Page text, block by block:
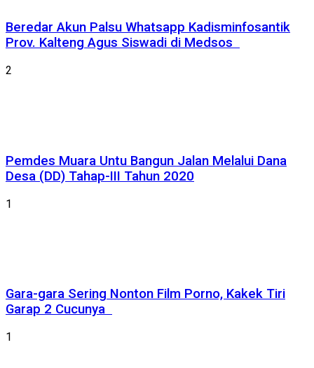
Beredar Akun Palsu Whatsapp Kadisminfosantik
Prov. Kalteng Agus Siswadi di Medsos
2
Pemdes Muara Untu Bangun Jalan Melalui Dana
Desa (DD) Tahap-III Tahun 2020
1
Gara-gara Sering Nonton Film Porno, Kakek Tiri
Garap 2 Cucunya
1